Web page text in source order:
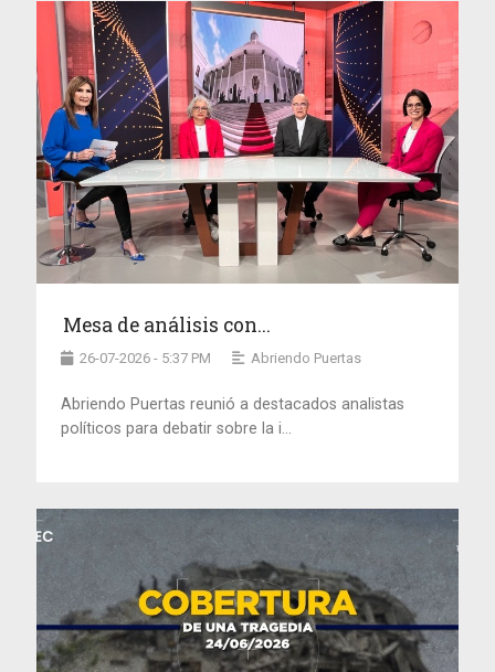
Mesa de análisis con...
26-07-2026 - 5:37 PM Abriendo Puertas
Abriendo Puertas reunió a destacados analistas
políticos para debatir sobre la i...